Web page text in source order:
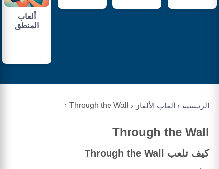
الرئيسية ألعاب الألغاز Through the Wall
Through the Wall
كيف تلعب Through the Wall
ألعاب
المنطق